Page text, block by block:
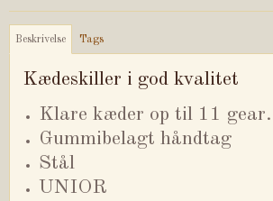
Beskrivelse Tags
Kædeskiller i god kvalitet
Klare kæder op til 11 gear.
Gummibelagt håndtag
Stål
UNIOR